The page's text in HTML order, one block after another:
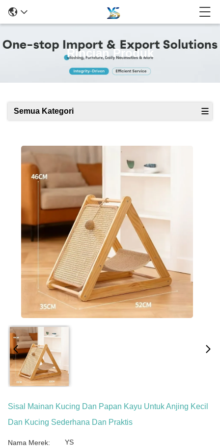
Rincian Produk
Semua Kategori
Sisal Mainan Kucing Dan Papan Kayu Untuk Anjing Kecil
Dan Kucing Sederhana Dan Praktis
Nama Merek: YS